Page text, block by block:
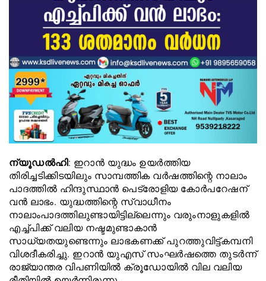
ന്യൂഡല്‍ഹി: ഇറാന്‍ യുദ്ധം ഉയര്‍ത്തിയ
തിരിച്ചടിക്കിടയിലും സാമ്പത്തിക വര്‍ഷത്തിന്റെ നാലാം
പാദത്തില്‍ ഹിന്ദുസ്ഥാന്‍ പെട്രോളിയ കോര്‍പറേഷന്
വന്‍ ലാഭം. യുദ്ധത്തിന്റെ സ്വാധീനം
നാലാംപാദത്തിലുണ്ടായിട്ടില്ലെന്നും വരുംനാളുകളില്‍
എച്ച്പിക്ക് വലിയ നഷ്ടമുണ്ടാകാന്‍
സാധ്യതയുണ്ടെന്നും ലാഭകണക്ക് പുറത്തുവിട്ട്കമ്പനി
വിശദീകരിച്ചു. ഇറാന്‍ യുഎസ് സംഘര്‍ഷത്തെ തുടര്‍ന്ന്
രാജ്യാന്തര വിപണിയില്‍ ക്രൂഡോയില്‍ വില വലിയ